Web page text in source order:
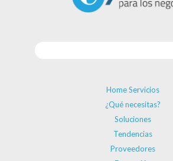
Home Servicios
¿Qué necesitas?
Soluciones
Tendencias
Proveedores